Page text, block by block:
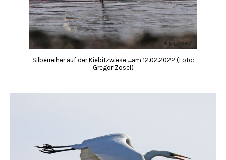
Silberreiher auf der Kiebitzwiese…..am 12.02.2022 (Foto:
Gregor Zosel)